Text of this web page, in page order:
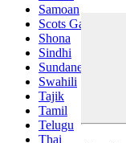
Samoan
Scots Gaelic
Shona
Sindhi
Sundanese
Swahili
Tajik
Tamil
Telugu
Thai